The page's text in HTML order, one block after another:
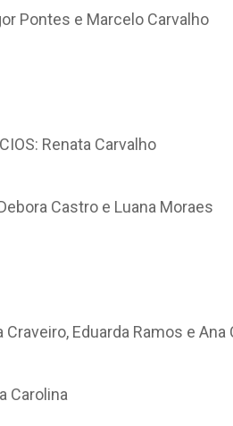
Pontes e Marcelo Carvalho
Renata Carvalho
Castro e Luana Moraes
Craveiro, Eduarda Ramos e
Carolina